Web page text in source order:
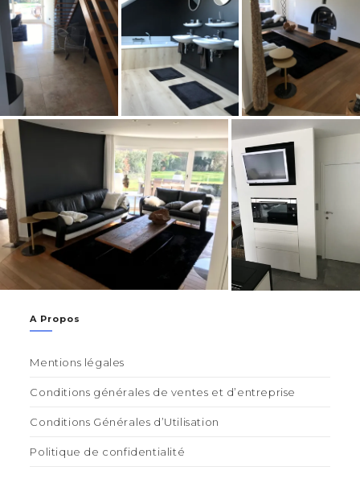
A Propos
Mentions légales
Conditions générales de ventes et d’entreprise
Conditions Générales d’Utilisation
Politique de confidentialité